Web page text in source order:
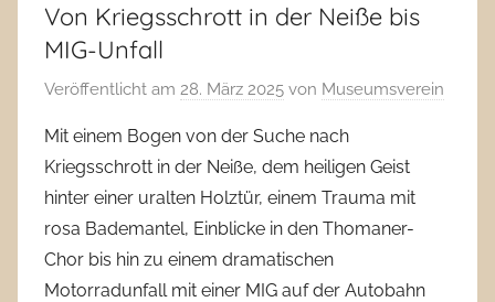
Von Kriegsschrott in der Neiße bis
MIG-Unfall
Veröffentlicht am 28. März 2025 von Museumsverein
Mit einem Bogen von der Suche nach
Kriegsschrott in der Neiße, dem heiligen Geist
hinter einer uralten Holztür, einem Trauma mit
rosa Bademantel, Einblicke in den Thomaner-
Chor bis hin zu einem dramatischen
Motorradunfall mit einer MIG auf der Autobahn